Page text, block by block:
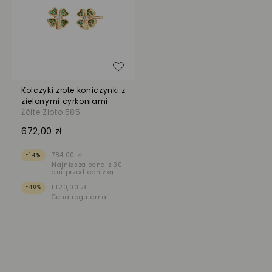
Kolczyki złote koniczynki z
zielonymi cyrkoniami
Żółte Złoto 585
672,00 zł
-14%
784,00 zł
Najniższa cena z 30
dni przed obniżką
-40%
1 120,00 zł
Cena regularna
Dodaj do listy życzeń